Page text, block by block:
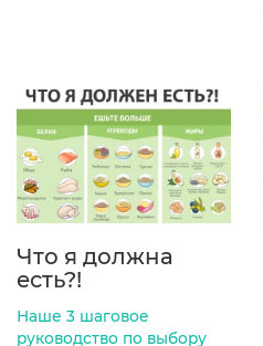
Что я должна
есть?!
Наше 3 шаговое
руководство по выбору